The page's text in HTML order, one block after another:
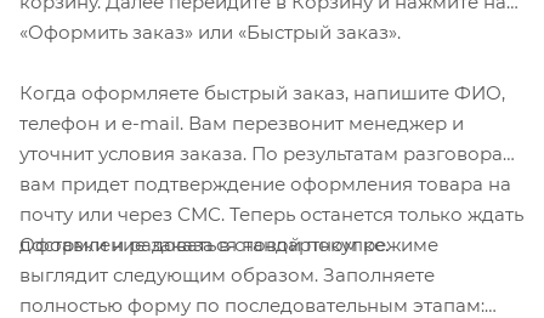
«Оформить заказ» или «Быстрый заказ».
Когда оформляете быстрый заказ, напишите ФИО,
телефон и e-mail. Вам перезвонит менеджер и
уточнит условия заказа. По результатам разговора
вам придет подтверждение оформления товара на
почту или через СМС. Теперь останется только ждать
доставки и радоваться новой покупке.
Оформление заказа в стандартном режиме
выглядит следующим образом. Заполняете
полностью форму по последовательным этапам: